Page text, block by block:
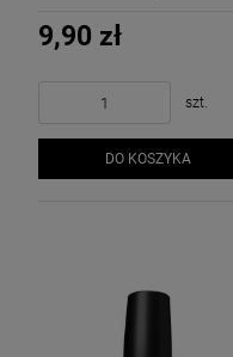
niebo" MOLLON
9,90 zł
szt.
DO KOSZYKA